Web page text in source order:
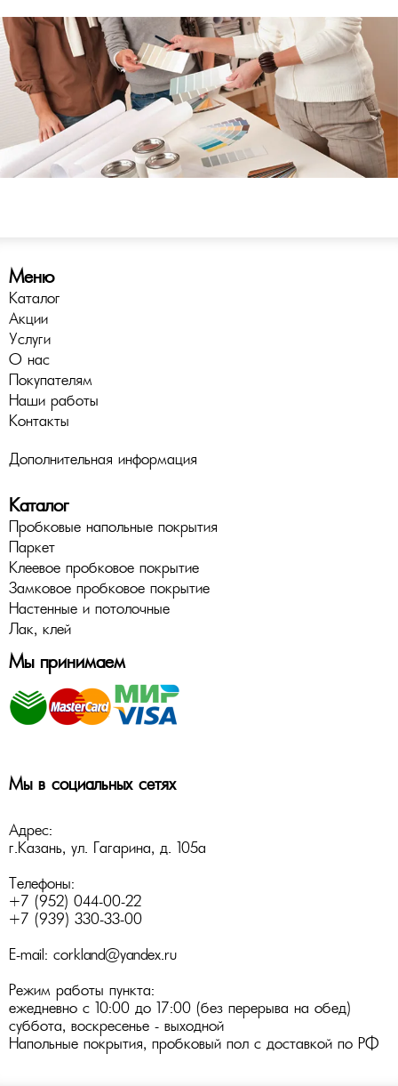
Меню
Каталог
Акции
Услуги
О нас
Покупателям
Наши работы
Контакты
Дополнительная информация
Каталог
Пробковые напольные покрытия
Паркет
Клеевое пробковое покрытие
Замковое пробковое покрытие
Настенные и потолочные
Лак, клей
Мы принимаем
Мы в социальных сетях
Адрес:
г.Казань, ул. Гагарина, д. 105а
Телефоны:
+7 (952) 044-00-22
+7 (939) 330-33-00
E-mail: corkland@yandex.ru
Режим работы пункта:
ежедневно с 10:00 до 17:00 (без перерыва на обед)
суббота, воскресенье - выходной
Напольные покрытия, пробковый пол с доставкой по РФ